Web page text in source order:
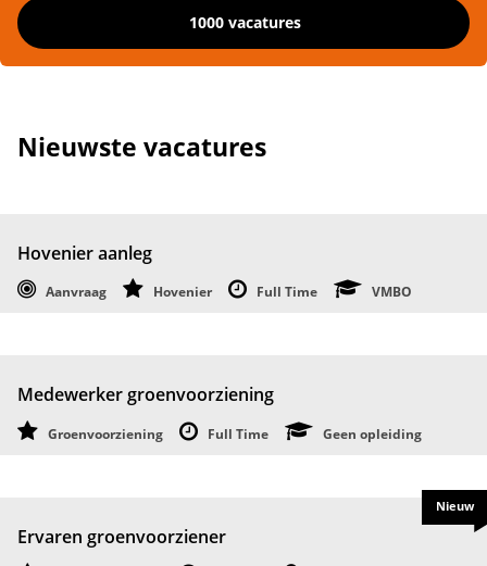
1000 vacatures
Nieuwste vacatures
Hovenier aanleg
Aanvraag Hovenier Full Time VMBO
Medewerker groenvoorziening
Groenvoorziening Full Time Geen opleiding
Ervaren groenvoorziener
Nieuw